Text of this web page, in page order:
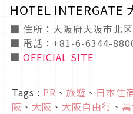
HOTEL INTERGATE
■ 住所：大阪府大阪市北
■ 電話：+81-6-6344-
■ OFFICIAL SITE
Tags : PR 、 旅遊 、 日本住
阪 、 大阪 、 大阪自由行 、